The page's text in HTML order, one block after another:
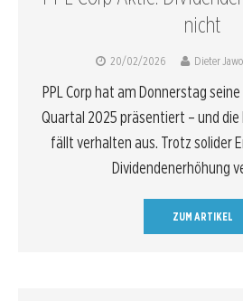
nicht
20/02/2026 Dieter
PPL Corp hat am Donnerstag
Quartal 2025 präsentiert – und
fällt verhalten aus. Trotz solider
Dividendenerhöhung
ZUM ARTIKEL